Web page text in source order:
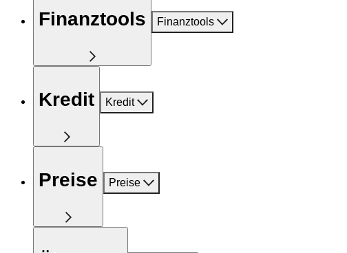
Finanztools Finanztools
Kredit Kredit
Preise Preise